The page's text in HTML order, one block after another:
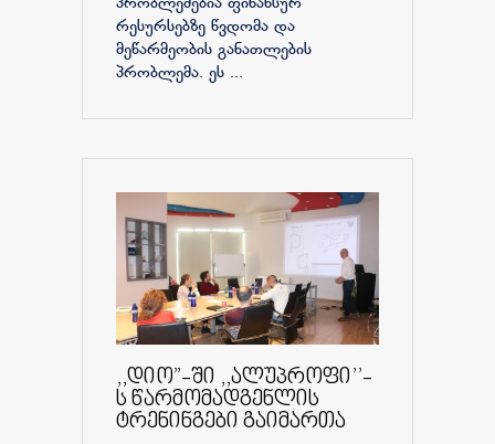
რესურსებზე წვდომა და
მეწარმეობის განათლების
პრობლემა. ეს ...
,,დიო”-ში ,,ალუპროფი’’-
ს წარმომადგენლის
ტრენინგები გაიმართა